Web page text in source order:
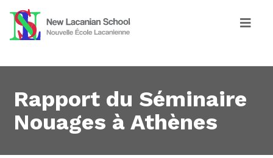
Rapport du Séminaire
Nouages à Athènes